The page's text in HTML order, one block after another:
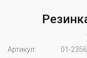
Артикул:
01-2356